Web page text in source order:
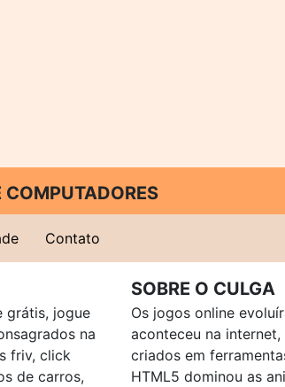
COMPUTADORES
Contato
grátis, jogue
na
friv, click
de carros,
SOBRE O CULGA
Os jogos online
aconteceu na
criados em
HTML5 dominou as